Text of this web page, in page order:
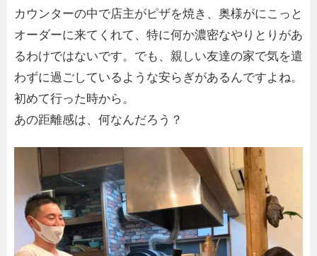
カウンターの中で店主がピザを焼き、奥様がにこっと
オーダーに来てくれて、特に何か濃密なやりとりがあ
るわけではないです。でも、親しい友達の家で気を遣
わずに過ごしているような安らぎがあるんですよね。
初めて行った時から。
あの距離感は、何なんだろう？